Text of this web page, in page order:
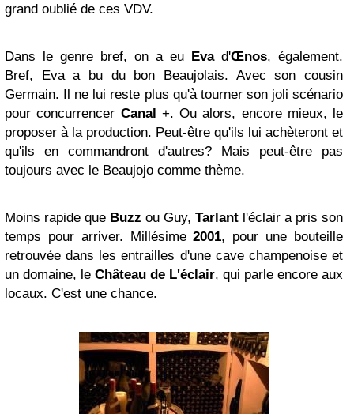
grand oublié de ces VDV.
Dans le genre bref, on a eu Evad'Œnos, également.
Bref, Eva a bu du bon Beaujolais. Avec son cousin
Germain. Il ne lui reste plus qu'à tourner son joli scénario
pour concurrencer Canal +. Ou alors, encore mieux, le
proposer à la production. Peut-être qu'ils lui achèteront et
qu'ils en commandront d'autres? Mais peut-être pas
toujours avec le Beaujojo comme thème.
Moins rapide que Buzz ou Guy, Tarlant l'éclair a pris son
temps pour arriver. Millésime2001, pour une bouteille
retrouvée dans les entrailles d'une cave champenoise et
un domaine, le Château de L'éclair, qui parle encore aux
locaux. C'est une chance.